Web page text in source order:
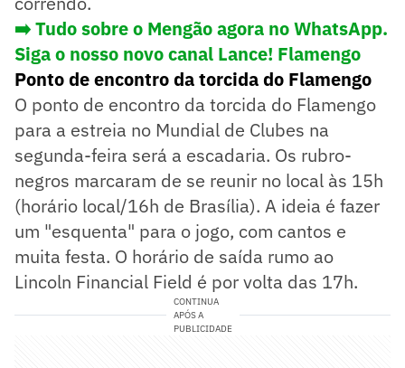
➡️ Tudo sobre o Mengão agora no WhatsApp.
Siga o nosso novo canal Lance! Flamengo
Ponto de encontro da torcida do Flamengo
O ponto de encontro da torcida do Flamengo
para a estreia no Mundial de Clubes na
segunda-feira será a escadaria. Os rubro-
negros marcaram de se reunir no local às 15h
(horário local/16h de Brasília). A ideia é fazer
um "esquenta" para o jogo, com cantos e
muita festa. O horário de saída rumo ao
Lincoln Financial Field é por volta das 17h.
CONTINUA
APÓS A
PUBLICIDADE